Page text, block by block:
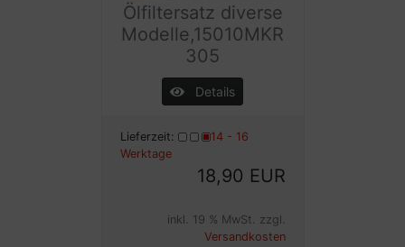
Ölfiltersatz diverse
Modelle,15010MKR
305
Details
Lieferzeit:
14 - 16
Werktage
18,90 EUR
inkl. 19 % MwSt. zzgl.
Versandkosten